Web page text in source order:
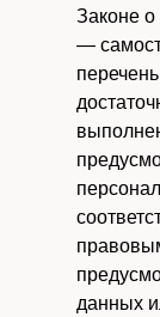
Законе
—
данных